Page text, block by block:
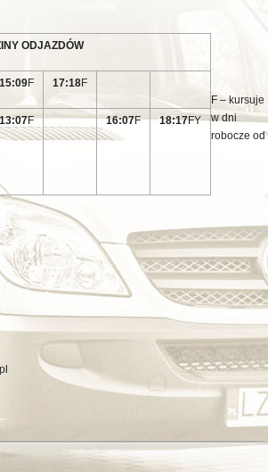
ODJAZDÓW
15:09F 17:18F
13:07F 16:07F 18:17FY
F – kursuje
w dni
robocze od